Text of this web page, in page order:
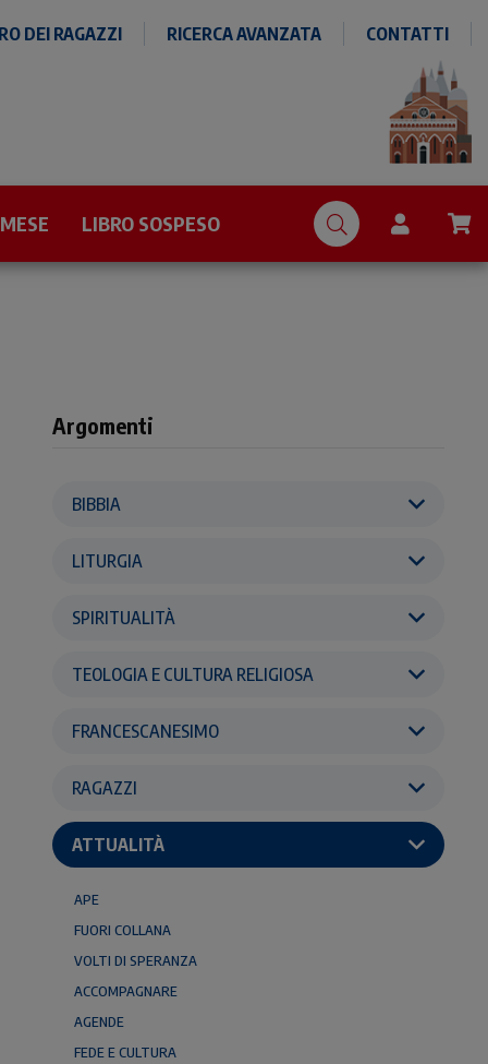
DEI RAGAZZI RICERCA AVANZATA CONTATTI
LIBRO SOSPESO
Argomenti
BIBBIA
LITURGIA
SPIRITUALITÀ
TEOLOGIA E CULTURA RELIGIOSA
FRANCESCANESIMO
RAGAZZI
ATTUALITÀ
APE
FUORI COLLANA
VOLTI DI SPERANZA
ACCOMPAGNARE
AGENDE
FEDE E CULTURA